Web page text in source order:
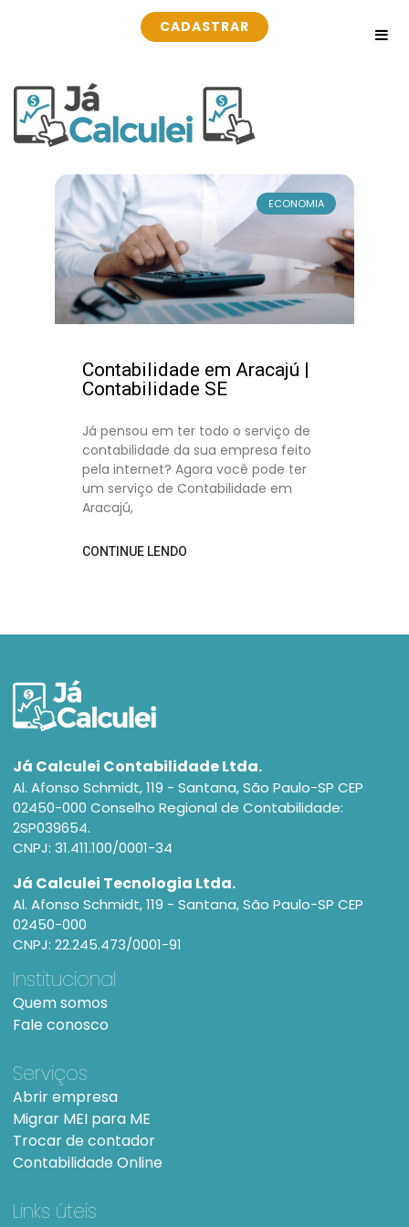
CADASTRAR
ECONOMIA
Contabilidade em Aracajú |
Contabilidade SE
Já pensou em ter todo o serviço de
contabilidade da sua empresa feito
pela internet? Agora você pode ter
um serviço de Contabilidade em
Aracajú,
CONTINUE LENDO
Já Calculei Contabilidade Ltda.
Al. Afonso Schmidt, 119 - Santana, São Paulo-SP CEP
02450-000 Conselho Regional de Contabilidade:
2SP039654.
CNPJ: 31.411.100/0001-34
Já Calculei Tecnologia Ltda.
Al. Afonso Schmidt, 119 - Santana, São Paulo-SP CEP
02450-000
CNPJ: 22.245.473/0001-91
Institucional
Quem somos
Fale conosco
Serviços
Abrir empresa
Migrar MEI para ME
Trocar de contador
Contabilidade Online
Links úteis